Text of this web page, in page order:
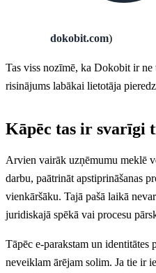
dokobit.com)
Tas viss nozīmē, ka Dokobit ir
risinājums labākai lietotāja
Kāpēc tas ir svarīgi
Arvien vairāk uzņēmumu meklē
darbu, paātrināt apstiprināšanas
vienkāršāku. Tajā pašā laikā
juridiskajā spēkā vai procesu
Tāpēc e-parakstam un identitātes
neveiklam ārējam solim. Ja tie ir